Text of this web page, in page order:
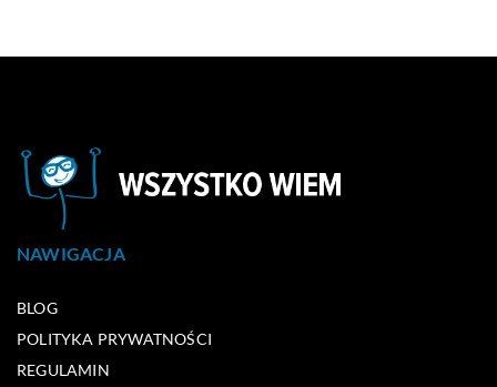
NAWIGACJA
BLOG
POLITYKA PRYWATNOŚCI
REGULAMIN